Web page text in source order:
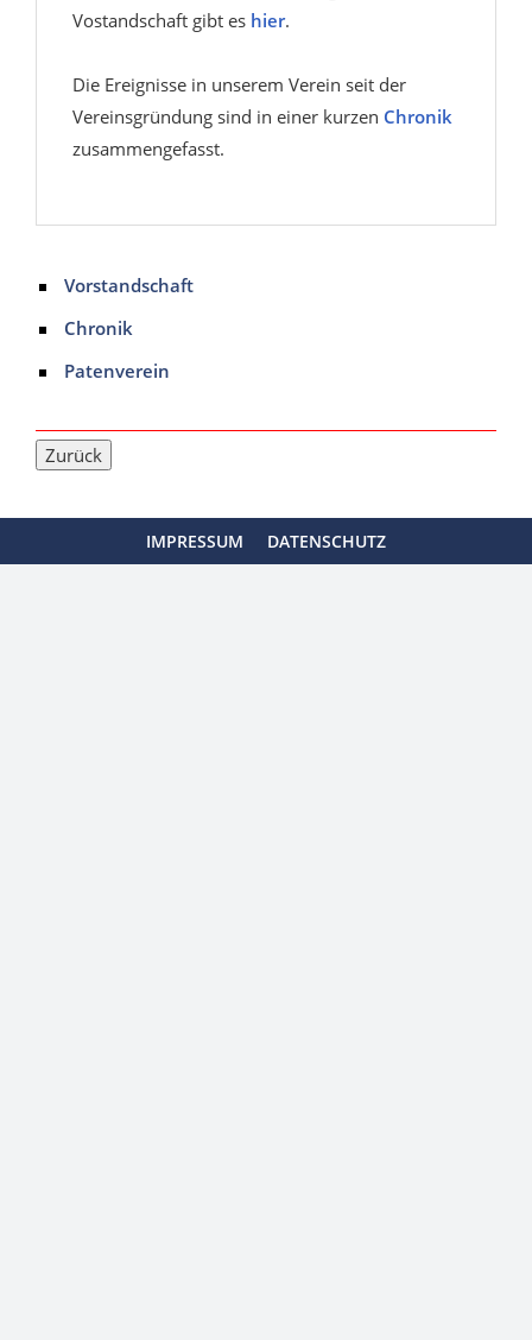
Vostandschaft gibt es hier.
Die Ereignisse in unserem Verein seit der
Vereinsgründung sind in einer kurzen Chronik
zusammengefasst.
Vorstandschaft
Chronik
Patenverein
IMPRESSUM DATENSCHUTZ